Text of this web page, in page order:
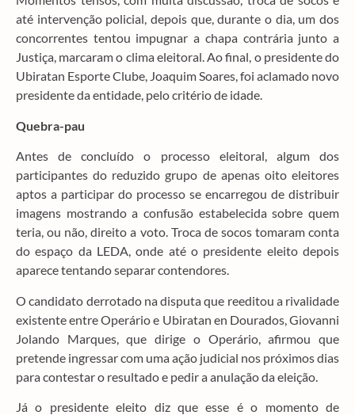
até intervenção policial, depois que, durante o dia, um dos
concorrentes tentou impugnar a chapa contrária junto a
Justiça, marcaram o clima eleitoral. Ao final, o presidente do
Ubiratan Esporte Clube, Joaquim Soares, foi aclamado novo
presidente da entidade, pelo critério de idade.
Quebra-pau
Antes de concluído o processo eleitoral, algum dos
participantes do reduzido grupo de apenas oito eleitores
aptos a participar do processo se encarregou de distribuir
imagens mostrando a confusão estabelecida sobre quem
teria, ou não, direito a voto. Troca de socos tomaram conta
do espaço da LEDA, onde até o presidente eleito depois
aparece tentando separar contendores.
O candidato derrotado na disputa que reeditou a rivalidade
existente entre Operário e Ubiratan en Dourados, Giovanni
Jolando Marques, que dirige o Operário, afirmou que
pretende ingressar com uma ação judicial nos próximos dias
para contestar o resultado e pedir a anulação da eleição.
Já o presidente eleito diz que esse é o momento de